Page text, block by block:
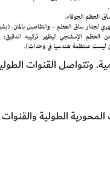
وتتواصل القنوات
الطولية والقنوات